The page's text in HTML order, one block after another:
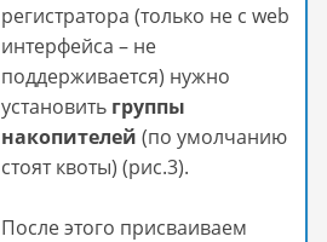
регистратора (только не с web
интерфейса – не
поддерживается) нужно
установить группы
накопителей (по умолчанию
стоят квоты) (рис.3).
После этого присваиваем